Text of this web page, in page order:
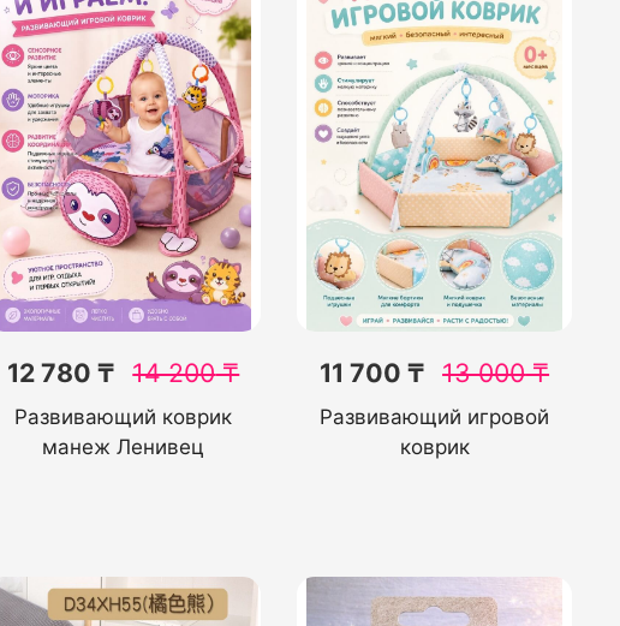
12 780 ₸ 14 200₸
Развивающий коврик
манеж Ленивец
11 700 ₸ 13 000₸
Развивающий игровой
коврик